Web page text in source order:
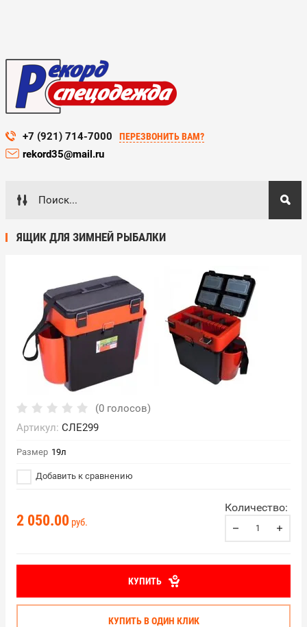
+7 (921) 714-7000 ПЕРЕЗВОНИТЬ ВАМ?
rekord35@mail.ru
ЯЩИК ДЛЯ ЗИМНЕЙ РЫБАЛКИ
(0 голосов)
Артикул: СЛЕ299
Размер 19л
Добавить к сравнению
2 050.00 руб.
Количество:
КУПИТЬ
КУПИТЬ В ОДИН КЛИК